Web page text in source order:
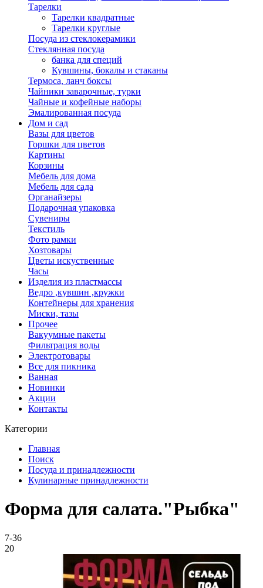
Тарелки
Тарелки квадратные
Тарелки круглые
Посуда из стеклокерамики
Стеклянная посуда
банка для специй
Кувшины, бокалы и стаканы
Термоса, ланч боксы
Чайники заварочные, турки
Чайные и кофейные наборы
Эмалированная посуда
Дом и сад
Вазы для цветов
Горшки для цветов
Картины
Корзины
Мебель для дома
Мебель для сада
Органайзеры
Подарочная упаковка
Сувениры
Текстиль
Фото рамки
Хозтовары
Цветы искуственные
Часы
Изделия из пластмассы
Ведро ,кувшин ,кружки
Контейнеры для хранения
Миски, тазы
Прочее
Вакуумные пакеты
Фильтрация воды
Электротовары
Все для пикника
Ванная
Новинки
Акции
Контакты
Категории
Главная
Поиск
Посуда и принадлежности
Кулинарные принадлежности
Форма для салата."Рыбка"
7-36
20